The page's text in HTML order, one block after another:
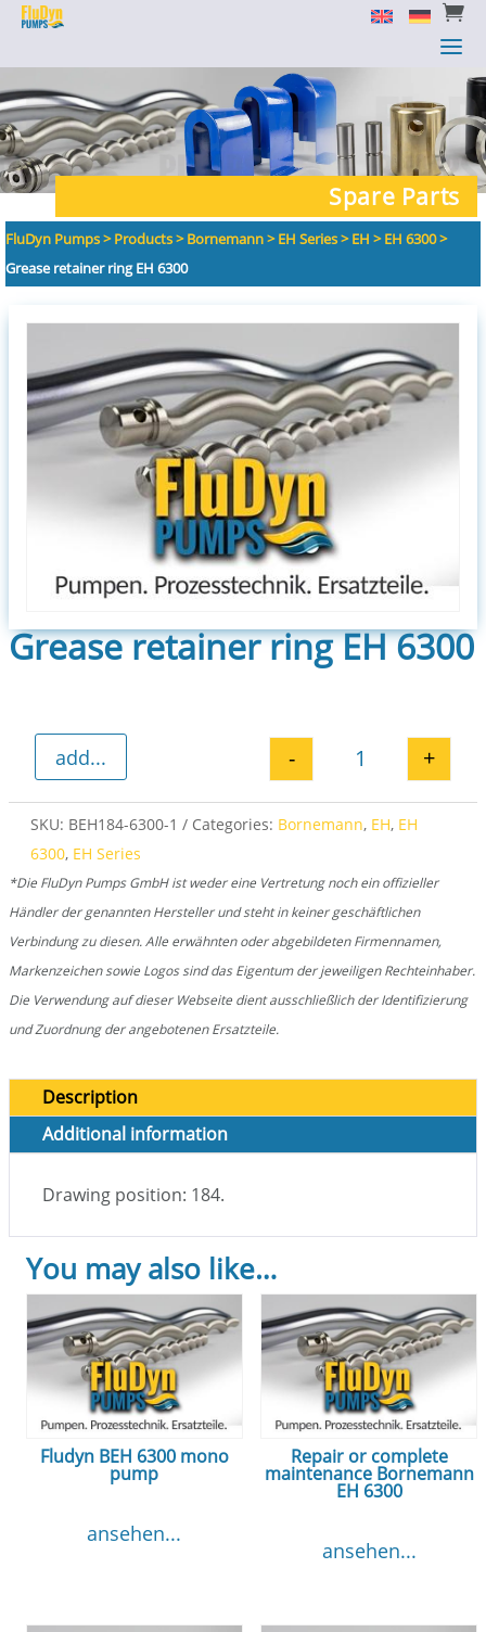

a

a
Spare Parts
FluDyn Pumps>Products>Bornemann>EH Series>EH >EH 6300>
Grease retainer ring EH 6300
Grease retainer ring EH 6300
Grease
- +
add...
SKU: BEH184-6300-1 Categories: Bornemann, EH, EH
6300, EH Series
*Die FluDyn Pumps GmbH ist weder eine Vertretung noch ein offizieller
Händler der genannten Hersteller und steht in keiner geschäftlichen
Verbindung zu diesen. Alle erwähnten oder abgebildeten Firmennamen,
Markenzeichen sowie Logos sind das Eigentum der jeweiligen Rechteinhaber.
Die Verwendung auf dieser Webseite dient ausschließlich der Identifizierung
und Zuordnung der angebotenen Ersatzteile.
Description
Additional information
Drawing position: 184.
You may also like…
Fludyn BEH 6300 mono
pump
ansehen...
Repair or complete
maintenance Bornemann
EH 6300
ansehen...